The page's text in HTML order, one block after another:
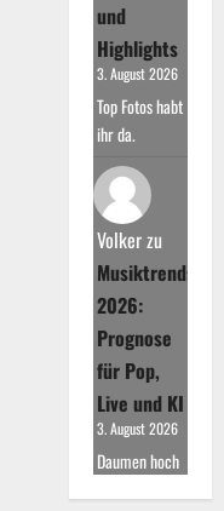
und
Highlights
3. August 2026
Top Fotos habt
ihr da.
Volkerzu
Musiktrends
2026:
Prognose
für Pop,
Live und KI
3. August 2026
Daumen hoch